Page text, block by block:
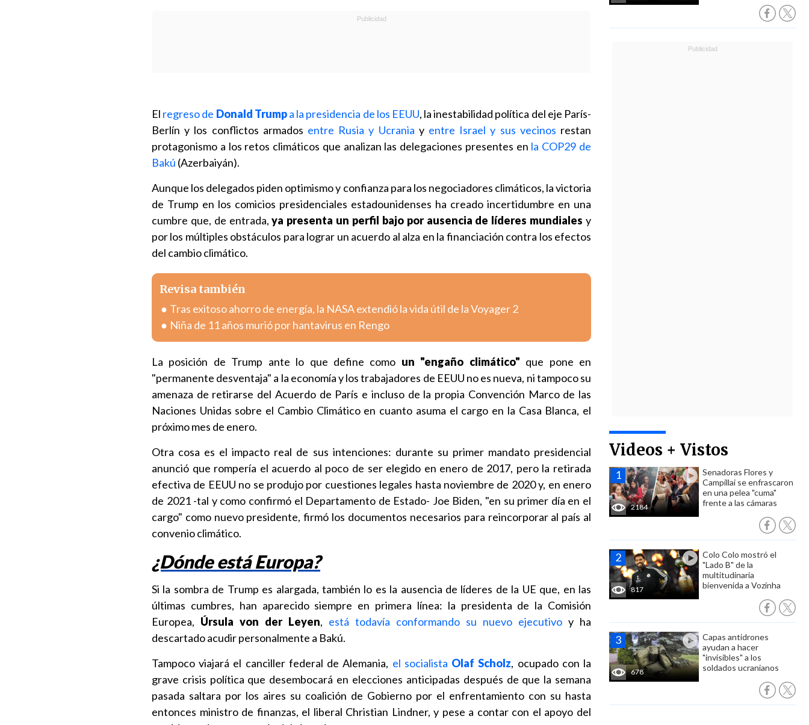
Videos + Vistos
2184
Senadoras Flores y
Campillai se enfrascaron
en una pelea "cuma"
frente a las cámaras
817
Colo Colo mostró el
"Lado B" de la
multitudinaria
bienvenida a Vozinha
678
Capas antidrones
ayudan a hacer
"invisibles" a los
soldados ucranianos
El regreso de Donald Trumpa la presidencia de los EEUU, la inestabilidad política del eje París-
Berlín y los conflictos armados entre Rusia y Ucrania y entre Israel y sus vecinos restan
protagonismo a los retos climáticos que analizan las delegaciones presentes en la COP29 de
Bakú (Azerbaiyán).
Aunque los delegados piden optimismo y confianza para los negociadores climáticos, la victoria
de Trump en los comicios presidenciales estadounidenses ha creado incertidumbre en una
cumbre que, de entrada,ya presenta un perfil bajo por ausencia de líderes mundiales y
por los múltiples obstáculos para lograr un acuerdo al alza en la financiación contra los efectos
del cambio climático.
Revisa también
Tras exitoso ahorro de energía, la NASA extendió la vida útil de la Voyager 2
Niña de 11 años murió por hantavirus en Rengo
La posición de Trump ante lo que define como un "engaño climático" que pone en
"permanente desventaja" a la economía y los trabajadores de EEUU no es nueva, ni tampoco su
amenaza de retirarse del Acuerdo de París e incluso de la propia Convención Marco de las
Naciones Unidas sobre el Cambio Climático en cuanto asuma el cargo en la Casa Blanca, el
próximo mes de enero.
Otra cosa es el impacto real de sus intenciones: durante su primer mandato presidencial
anunció que rompería el acuerdo al poco de ser elegido en enero de 2017, pero la retirada
efectiva de EEUU no se produjo por cuestiones legales hasta noviembre de 2020 y, en enero
de 2021 -tal y como confirmó el Departamento de Estado- Joe Biden, "en su primer día en el
cargo" como nuevo presidente, firmó los documentos necesarios para reincorporar al país al
convenio climático.
¿Dónde está Europa?
Si la sombra de Trump es alargada, también lo es la ausencia de líderes de la UE que, en las
últimas cumbres, han aparecido siempre en primera línea: la presidenta de la Comisión
Europea, Úrsula von der Leyen, está todavía conformando su nuevo ejecutivo y ha
descartado acudir personalmente a Bakú.
Tampoco viajará el canciller federal de Alemania, el socialista Olaf Scholz, ocupado con la
grave crisis política que desembocará en elecciones anticipadas después de que la semana
pasada saltara por los aires su coalición de Gobierno por el enfrentamiento con su hasta
entonces ministro de finanzas, el liberal Christian Lindner, y pese a contar con el apoyo del